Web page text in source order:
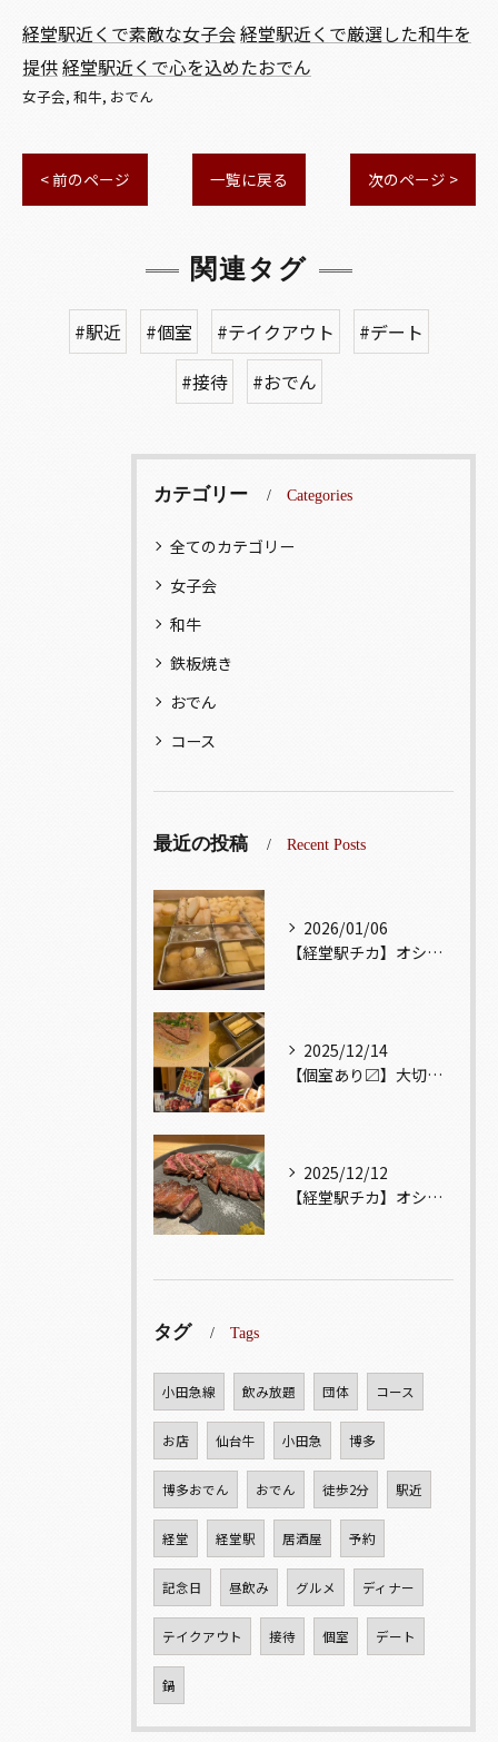
経堂駅近くで素敵な女子会経堂駅近くで厳選した和牛を
提供経堂駅近くで心を込めたおでん
女子会 和牛 おでん
< 前のページ 一覧に戻る 次のページ >
関連タグ
#駅近 #個室 #テイクアウト
#デート
#接待
#おでん
カテゴリー Categories
全てのカテゴリー
女子会
和牛
鉄板焼き
おでん
コース
最近の投稿 Recent Posts
2026/01/06
【経堂駅チカ】オシャレ居酒屋🏮出汁が美味しいおでんがオススメ...
2025/12/14
【個室あり〼】大切な記念日、お祝い事でのご来店ぜひお待ちして...
2025/12/12
【経堂駅チカ】オシャレ居酒屋🏮自慢のお肉が楽しめる🐃お得なコ...
タグ Tags
小田急線 飲み放題 団体 コース
お店 仙台牛 小田急 博多
博多おでん おでん 徒歩2分 駅近
経堂 経堂駅 居酒屋 予約
記念日 昼飲み グルメ ディナー
テイクアウト 接待 個室 デート
鍋